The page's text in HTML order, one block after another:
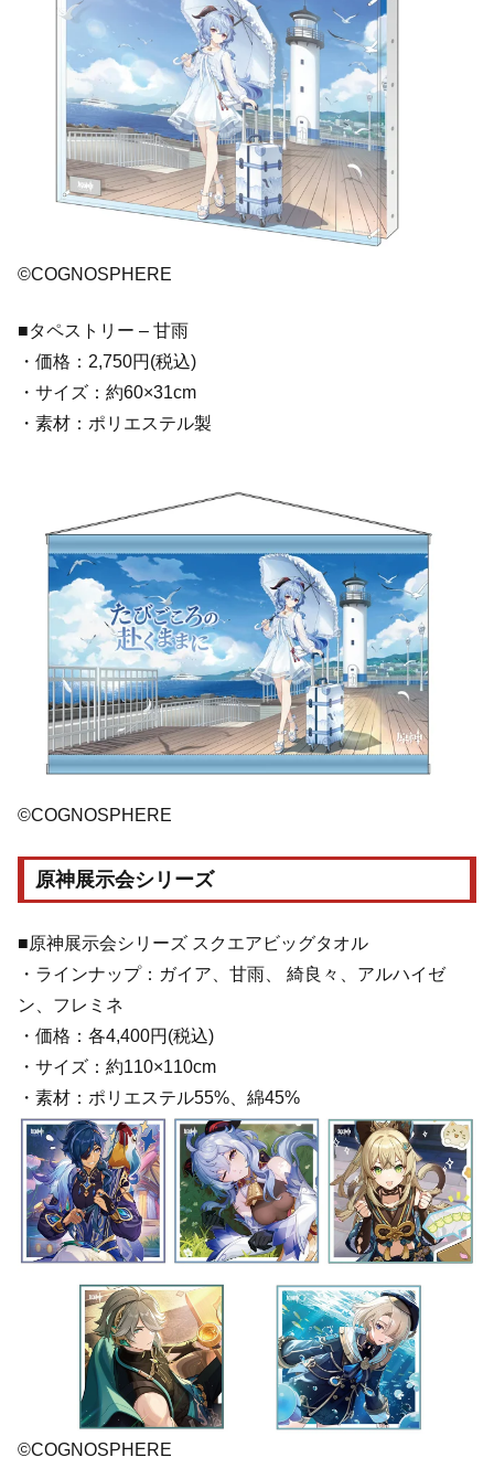
©COGNOSPHERE
■タペストリー – 甘雨
・価格：2,750円(税込)
・サイズ：約60×31cm
・素材：ポリエステル製
©COGNOSPHERE
原神展示会シリーズ
■原神展示会シリーズ スクエアビッグタオル
・ラインナップ：ガイア、甘雨、 綺良々、アルハイゼ
ン、フレミネ
・価格：各4,400円(税込)
・サイズ：約110×110cm
・素材：ポリエステル55%、綿45%
©COGNOSPHERE